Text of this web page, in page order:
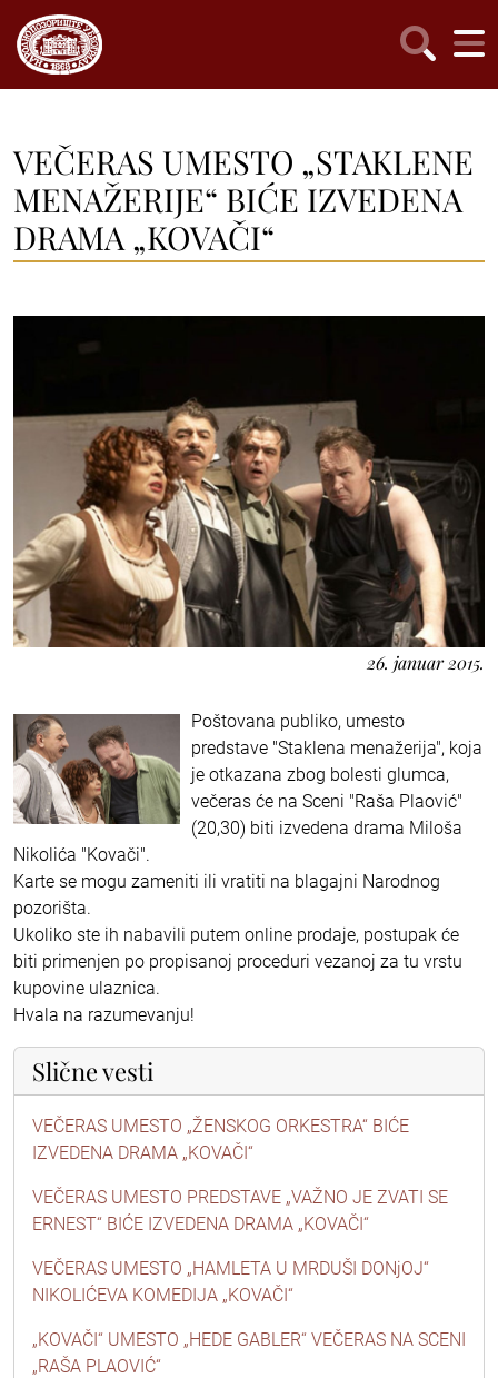
VEČERAS UMESTO „STAKLENE
MENAŽERIJE“ BIĆE IZVEDENA
DRAMA „KOVAČI“
26. januar 2015.
Poštovana publiko, umesto
predstave "Staklena menažerija", koja
je otkazana zbog bolesti glumca,
večeras će na Sceni "Raša Plaović"
(20,30) biti izvedena drama Miloša
Nikolića "Kovači".
Karte se mogu zameniti ili vratiti na blagajni Narodnog
pozorišta.
Ukoliko ste ih nabavili putem online prodaje, postupak će
biti primenjen po propisanoj proceduri vezanoj za tu vrstu
kupovine ulaznica.
Hvala na razumevanju!
Slične vesti
VEČERAS UMESTO „ŽENSKOG ORKESTRA“ BIĆE
IZVEDENA DRAMA „KOVAČI“
VEČERAS UMESTO PREDSTAVE „VAŽNO JE ZVATI SE
ERNEST“ BIĆE IZVEDENA DRAMA „KOVAČI“
VEČERAS UMESTO „HAMLETA U MRDUŠI DONjOJ“
NIKOLIĆEVA KOMEDIJA „KOVAČI“
„KOVAČI“ UMESTO „HEDE GABLER“ VEČERAS NA SCENI
„RAŠA PLAOVIĆ“